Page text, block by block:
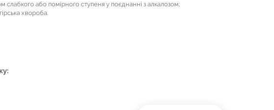
слабкого або помірного ступеня у поєднанні з алкалозом;
хвороба.